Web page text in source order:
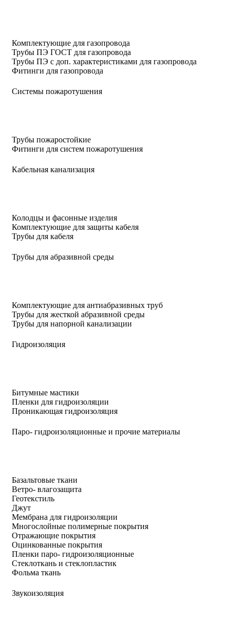
Комплектующие для газопровода
Трубы ПЭ ГОСТ для газопровода
Трубы ПЭ с доп. характеристиками для газопровода
Фитинги для газопровода
Системы пожаротушения
Трубы пожаростойкие
Фитинги для систем пожаротушения
Кабельная канализация
Колодцы и фасонные изделия
Комплектующие для защиты кабеля
Трубы для кабеля
Трубы для абразивной среды
Комплектующие для антиабразивных труб
Трубы для жесткой абразивной среды
Трубы для напорной канализации
Гидроизоляция
Битумные мастики
Пленки для гидроизоляции
Проникающая гидроизоляция
Паро- гидроизоляционные и прочие материалы
Базальтовые ткани
Ветро- влагозащита
Геотекстиль
Джут
Мембрана для гидроизоляции
Многослойные полимерные покрытия
Отражающие покрытия
Оцинкованные покрытия
Пленки паро- гидроизоляционные
Стеклоткань и стеклопластик
Фольма ткань
Звукоизоляция